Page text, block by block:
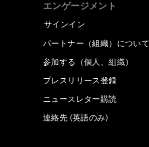
エンゲージメント
サインイン
パートナー（組織）について
参加する（個人、組織）
プレスリリース登録
ニュースレター購読
連絡先 (英語のみ)